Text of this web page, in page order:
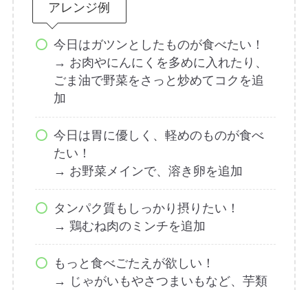
アレンジ例
今日はガツンとしたものが食べたい！
→ お肉やにんにくを多めに入れたり、
ごま油で野菜をさっと炒めてコクを追
加
今日は胃に優しく、軽めのものが食べ
たい！
→ お野菜メインで、溶き卵を追加
タンパク質もしっかり摂りたい！
→ 鶏むね肉のミンチを追加
もっと食べごたえが欲しい！
→ じゃがいもやさつまいもなど、芋類